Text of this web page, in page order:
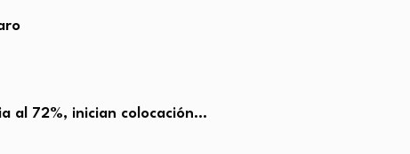
al 72%, inician colocación…